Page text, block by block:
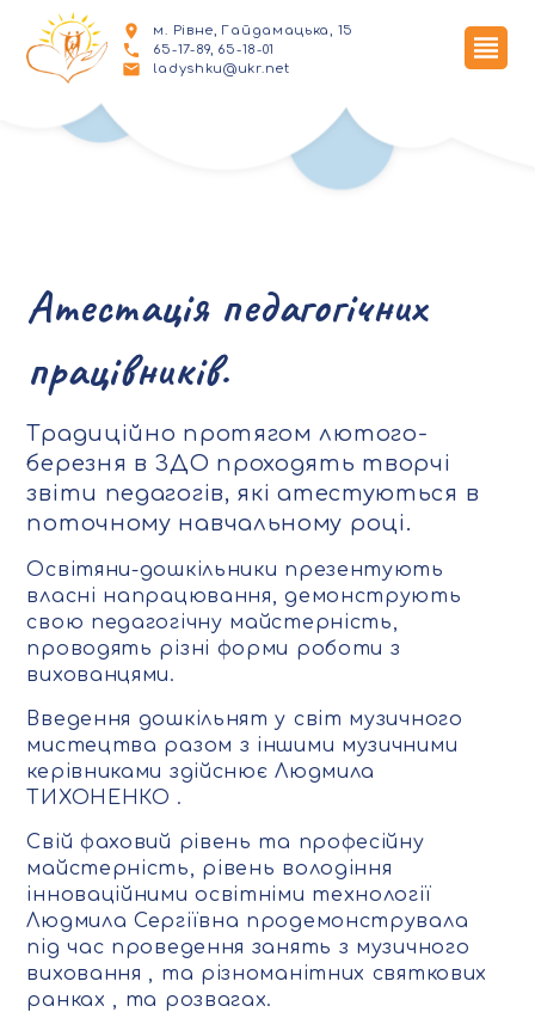
м. Рівне, Гайдамацька, 15
65-17-89, 65-18-01
ladyshku@ukr.net
Атестація педагогічних
працівників.
Традиційно протягом лютого-
березня в ЗДО проходять творчі
звіти педагогів, які атестуються в
поточному навчальному році.
Освітяни-дошкільники презентують
власні напрацювання, демонструють
свою педагогічну майстерність,
проводять різні форми роботи з
вихованцями.
Введення дошкільнят у світ музичного
мистецтва разом з іншими музичними
керівниками здійснює Людмила
ТИХОНЕНКО .
Свій фаховий рівень та професійну
майстерність, рівень володіння
інноваційними освітніми технології
Людмила Сергіївна продемонструвала
під час проведення занять з музичного
виховання , та різноманітних святкових
ранках , та розвагах.